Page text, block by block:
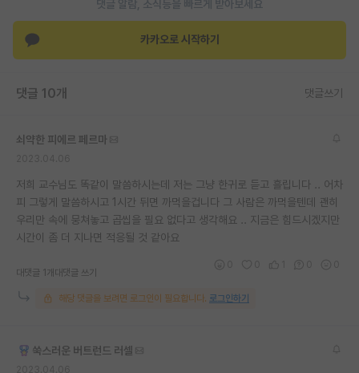
댓글 알람, 소식등을 빠르게 받아보세요
카카오로 시작하기
댓글 10개 댓글쓰기
쇠약한 피에르 페르마
저희 교수님도 똑같이 말씀하시는데 저는 그냥 한귀로 듣고 흘립니다 .. 어차
피 그렇게 말씀하시고 1시간 뒤면 까먹을겁니다 그 사람은 까먹을텐데 괜히
우리만 속에 뭉쳐놓고 곱씹을 필요 없다고 생각해요 .. 지금은 힘드시겠지만
시간이 좀 더 지나면 적응될 것 같아요
대댓글 1개 대댓글 쓰기
해당 댓글을 보려면 로그인이 필요합니다. 로그인하기
쑥스러운 버트런드 러셀